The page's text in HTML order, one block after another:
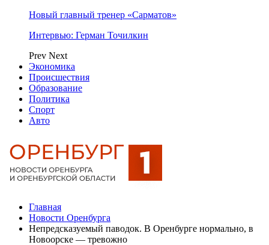
Новый главный тренер «Сарматов»
Интервью: Герман Точилкин
Prev Next
Экономика
Происшествия
Образование
Политика
Спорт
Авто
Главная
Новости Оренбурга
Непредсказуемый паводок. В Оренбурге нормально, в
Новоорске — тревожно